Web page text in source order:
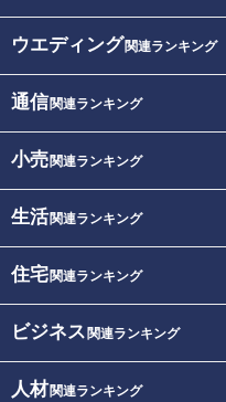
ウエディング関連ランキング
通信関連ランキング
小売関連ランキング
生活関連ランキング
住宅関連ランキング
ビジネス 関連ランキング
人材関連ランキング